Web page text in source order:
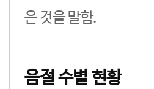
은 것을 말함.
음절 수별 현황